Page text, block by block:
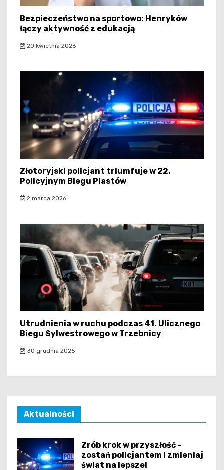
Bezpieczeństwo na sportowo: Henryków
łączy aktywność z edukacją
20 kwietnia 2026
Złotoryjski policjant triumfuje w 22.
Policyjnym Biegu Piastów
2 marca 2026
Utrudnienia w ruchu podczas 41. Ulicznego
Biegu Sylwestrowego w Trzebnicy
30 grudnia 2025
Aktualności
Zrób krok w przyszłość –
zostań policjantem i zmieniaj
świat na lepsze!